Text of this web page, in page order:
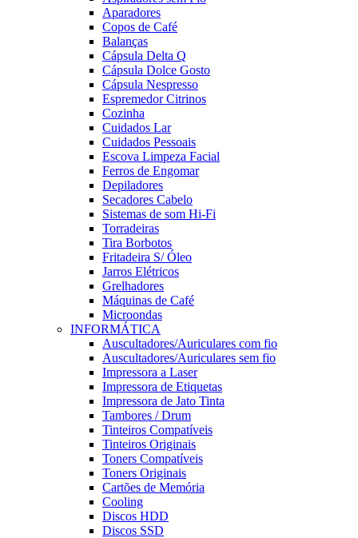
Aparadores
Copos de Café
Balanças
Cápsula Delta Q
Cápsula Dolce Gosto
Cápsula Nespresso
Espremedor Citrinos
Cozinha
Cuidados Lar
Cuidados Pessoais
Escova Limpeza Facial
Ferros de Engomar
Depiladores
Secadores Cabelo
Sistemas de som Hi-Fi
Torradeiras
Tira Borbotos
Fritadeira S/ Óleo
Jarros Elétricos
Grelhadores
Máquinas de Café
Microondas
INFORMÁTICA
Auscultadores/Auriculares com fio
Auscultadores/Auriculares sem fio
Impressora a Laser
Impressora de Etiquetas
Impressora de Jato Tinta
Tambores / Drum
Tinteiros Compatíveis
Tinteiros Originais
Toners Compatíveis
Toners Originais
Cartões de Memória
Cooling
Discos HDD
Discos SSD